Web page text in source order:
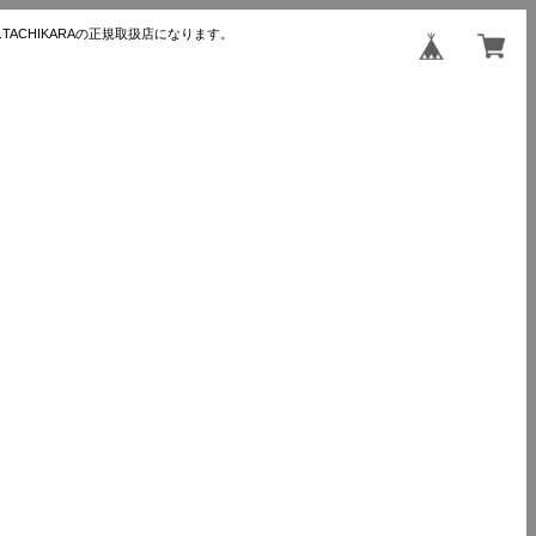
の正規取扱店になります。